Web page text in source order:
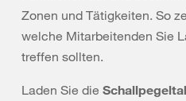
Zonen und Tätigkeiten. So
welche Mitarbeitenden Sie
treffen sollten.
Laden Sie die